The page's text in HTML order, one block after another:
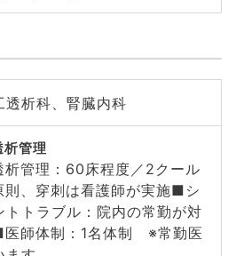
透析科、腎臓内科
析管理
管理：60床程度／2クール
、穿刺は看護師が実施■シ
トトラブル：院内の常勤が対
師体制：1名体制 ※常勤医